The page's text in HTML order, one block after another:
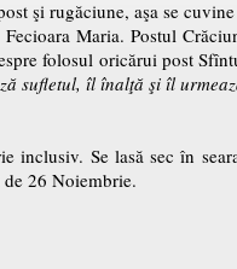
şi rugăciune, aşa se
Maria. Postul
folosul oricărui post
sufletul, îl înalţă şi îl
inclusiv. Se lasă sec în
26 Noiembrie.